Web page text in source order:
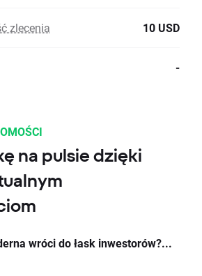
zlecenia 10 USD
-
na pulsie dzięki
wróci do łask inwestorów?...